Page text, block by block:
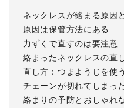
ネックレスが絡まる原因
原因は保管方法にある
力ずくで直すのは要注意
絡まったネックレスの直
直し方：つまようじを使う
チェーンが切れてしまっ
絡まりの予防とおしゃれ